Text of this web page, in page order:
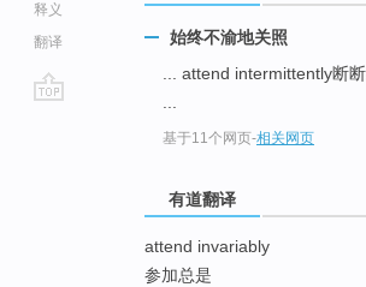
释义
翻译
始终不渝地关照
... attend intermittently断
基于11个网页-相关网页
有道翻译
attend invariably
参加总是